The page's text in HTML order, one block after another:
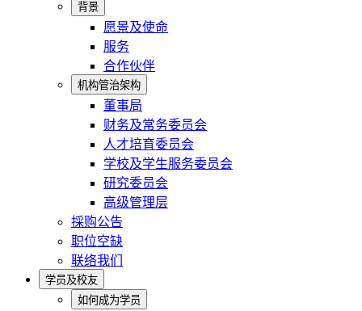
背景
愿景及使命
服务
合作伙伴
机构管治架构
董事局
财务及常务委员会
人才培育委员会
学校及学生服务委员会
研究委员会
高级管理层
採购公告
职位空缺
联络我们
学员及校友
如何成为学员